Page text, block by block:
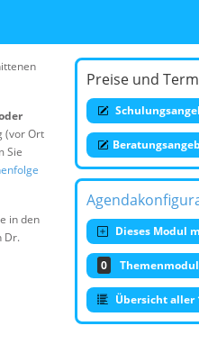
(vor Ort
Sie
in den
Dr.
Preise und
Dieses Modul
0
Übersicht aller